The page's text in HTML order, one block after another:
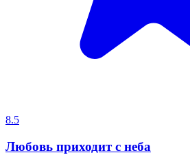
8.5
Любовь приходит с неба